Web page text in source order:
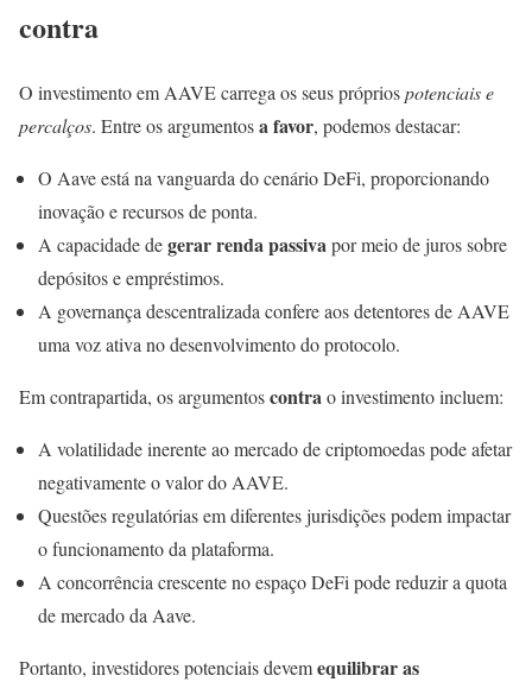
contra
O investimento em AAVE carrega os seus própriospotenciais e
percalços. Entre os argumentosa favor, podemos destacar:
O Aave está na vanguarda do cenário DeFi, proporcionando
inovação e recursos de ponta.
A capacidade degerar renda passivapor meio de juros sobre
depósitos e empréstimos.
A governança descentralizada confere aos detentores de AAVE
uma voz ativa no desenvolvimento do protocolo.
Em contrapartida, os argumentoscontrao investimento incluem:
A volatilidade inerente ao mercado de criptomoedas pode afetar
negativamente o valor do AAVE.
Questões regulatórias em diferentes jurisdições podem impactar
o funcionamento da plataforma.
A concorrência crescente no espaço DeFi pode reduzir a quota
de mercado da Aave.
Portanto, investidores potenciais devemequilibrar as